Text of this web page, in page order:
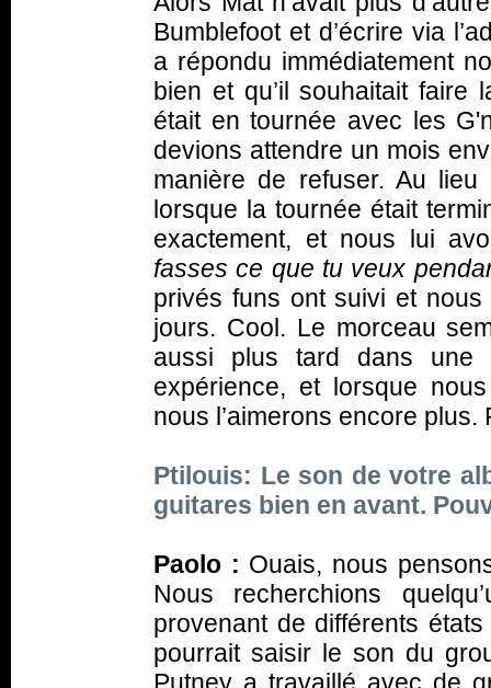
Bumblefoot et d’écrire via
a répondu immédiatement
bien et qu’il souhaitait faire
était en tournée avec les
devions attendre un mois
manière de refuser. Au
lorsque la tournée était
exactement, et nous lui
fasses ce que tu veux
privés funs ont suivi et
jours. Cool. Le morceau
aussi plus tard dans une
expérience, et lorsque
nous l’aimerons encore plus.
Ptilouis: Le son de votre
guitares bien en avant.
Paolo : Ouais, nous
Nous recherchions
provenant de différents
pourrait saisir le son du